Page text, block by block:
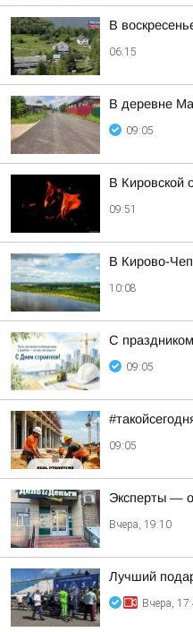
В
06:15
В деревне
09:05
В Кировской
09:51
В Кирово-
10:08
С
09:05
09:05
Эксперты —
Вчера, 19:10
Лучший
Вчера,